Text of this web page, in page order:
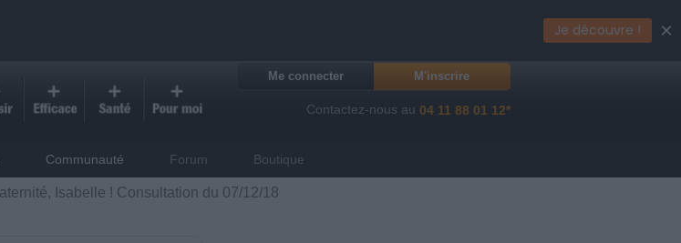
Me connecter M'inscrire
Contactez-nous au 04 11 88 01 12*
Communauté Forum Boutique
Isabelle ! Consultation du 07/12/18
Je découvre ! ×